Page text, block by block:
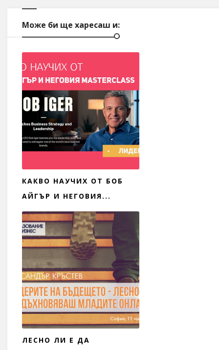
Може би ще харесаш и:
КАКВО НАУЧИХ ОТ БОБ
АЙГЪР И НЕГОВИЯ...
ЛЕСНО ЛИ Е ДА